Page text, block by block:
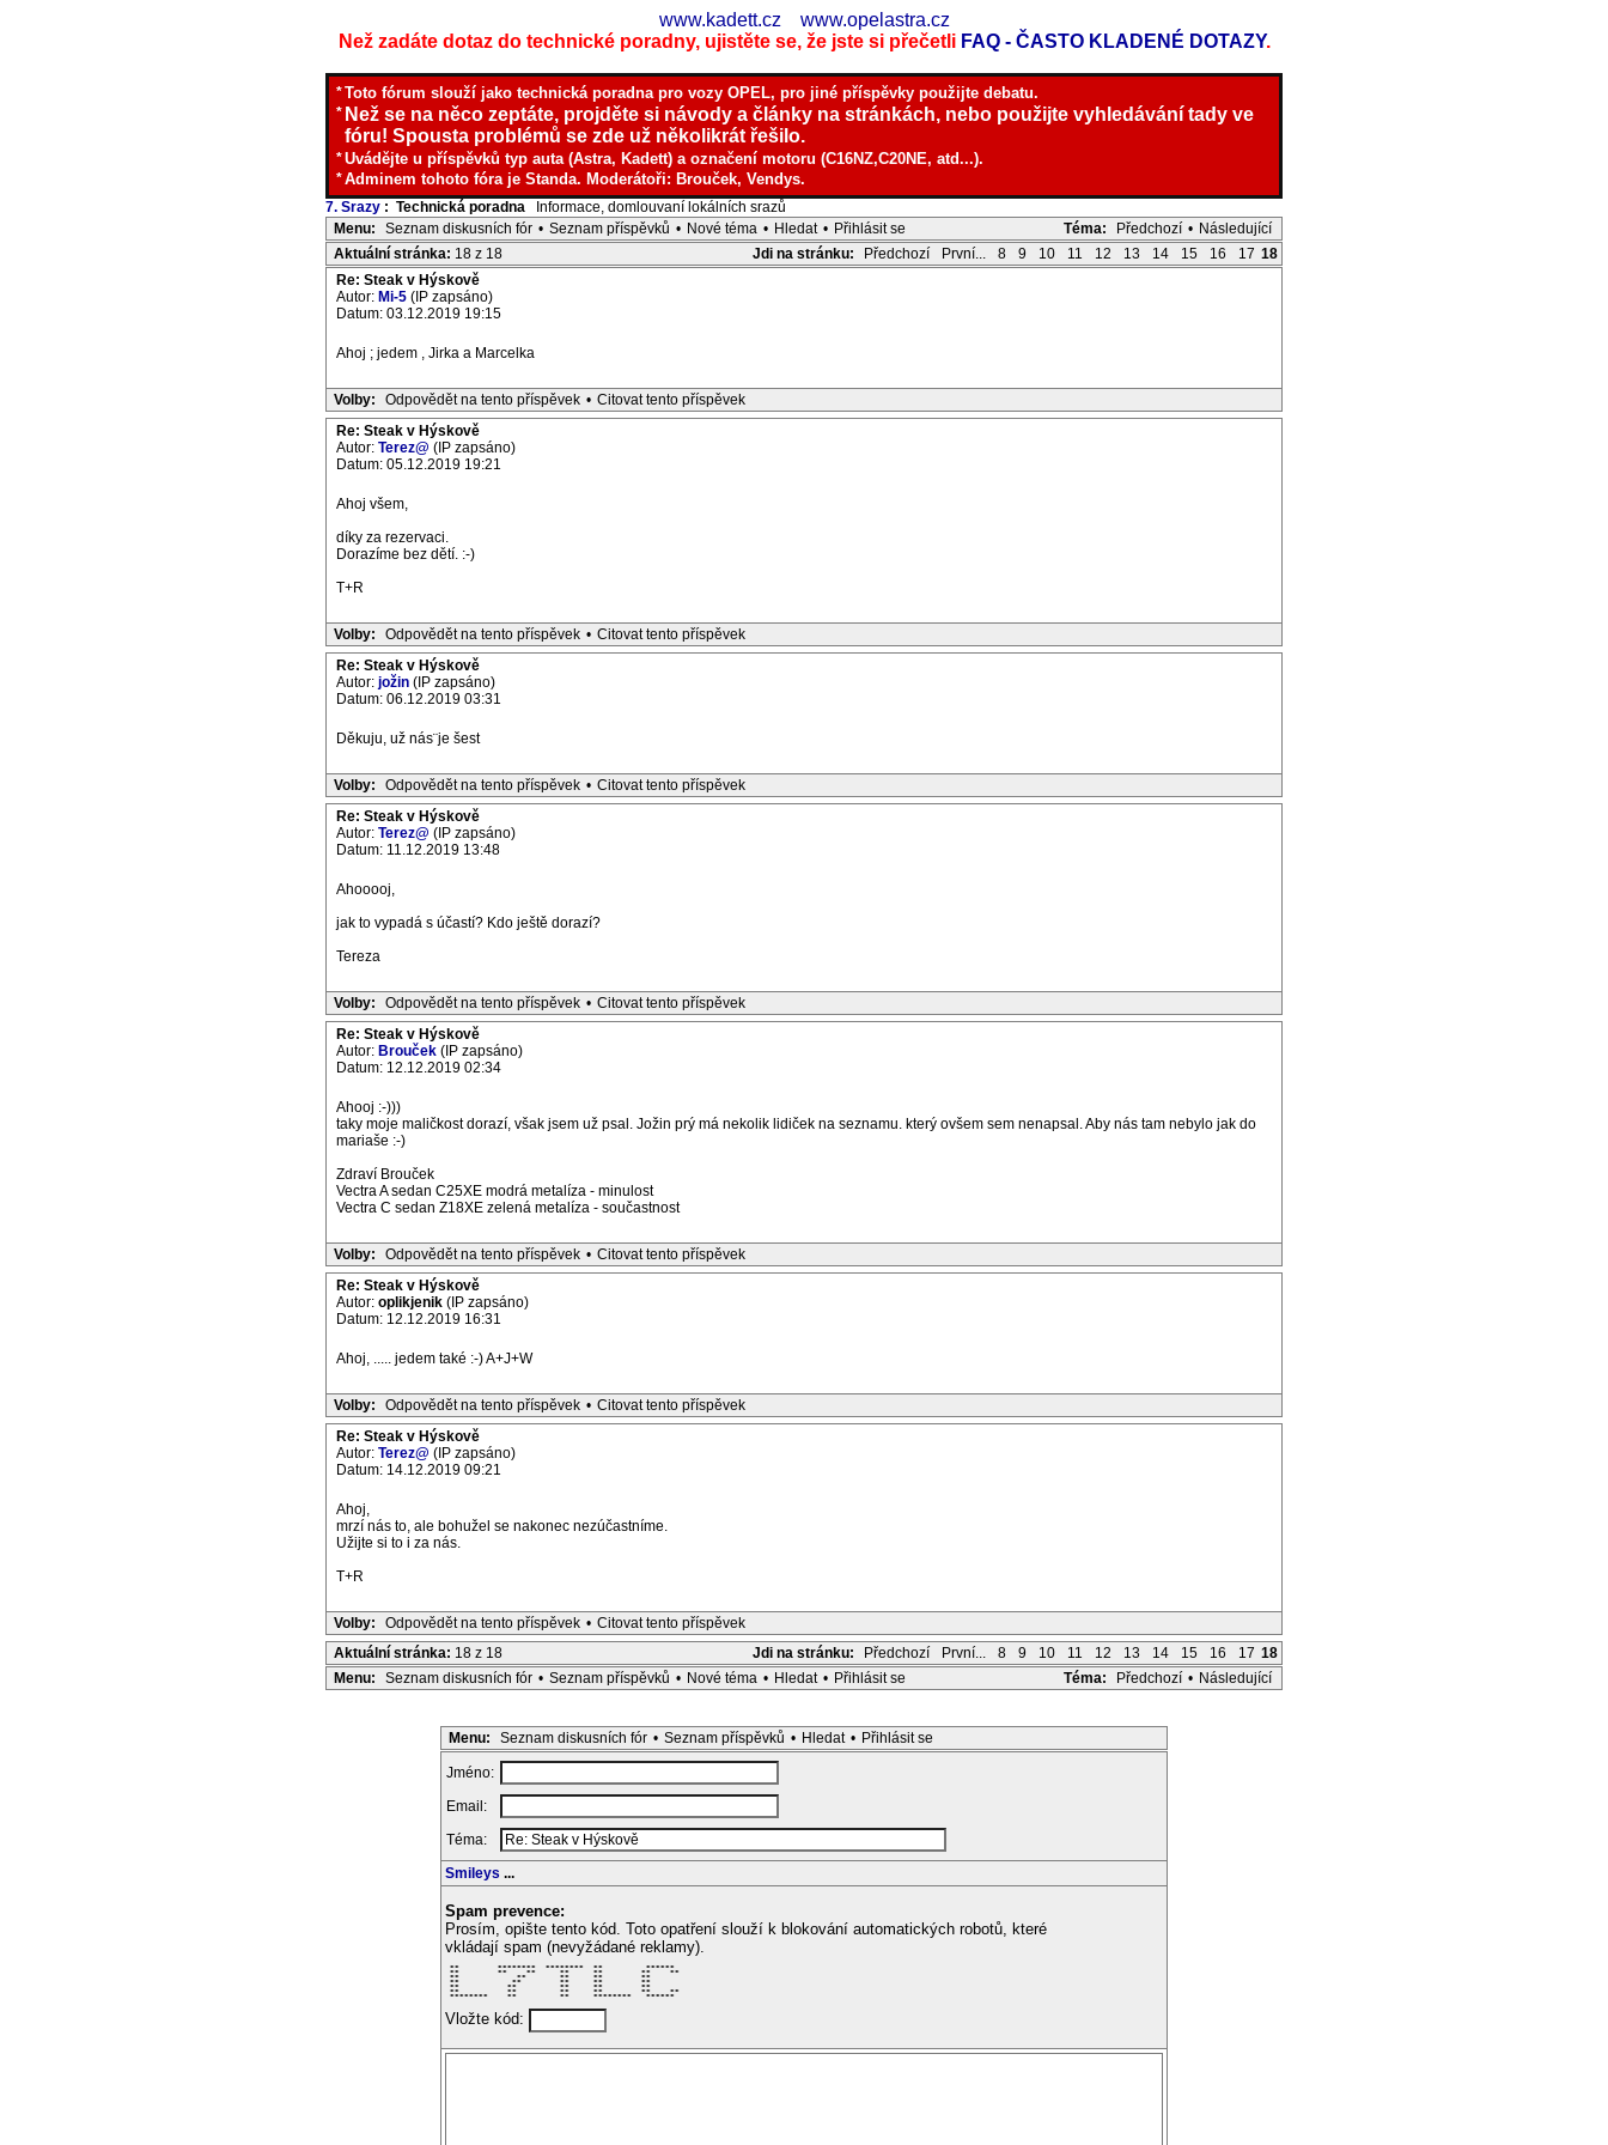
www.kadett.cz
www.opelastra.cz
Než zadáte dotaz do technické poradny, ujistěte se, že jste si přečetli FAQ - ČASTO KLADENÉ DOTAZY.
*Toto fórum slouží jako technická poradna pro vozy OPEL, pro jiné příspěvky použijte debatu.
* Než se na něco zeptáte, projděte si návody a články na stránkách, nebo použijte vyhledávání tady ve
fóru! Spousta problémů se zde už několikrát řešilo.
*Uvádějte u příspěvků typ auta (Astra, Kadett) a označení motoru (C16NZ,C20NE, atd...).
*Adminem tohoto fóra je Standa. Moderátoři: Brouček, Vendys.
7. Srazy : Technická poradna Informace, domlouvaní lokálních srazů
Téma:
Předchozí • Následující
Menu: Seznam diskusních fór • Seznam příspěvků • Nové téma • Hledat • Přihlásit se
Jdi na stránku:
Předchozí První... 8 9 10 11 12 13 14 15 16 17 18
Aktuální stránka: 18 z 18
Re: Steak v Hýskově
Autor: Mi-5 (IP zapsáno)
Datum: 03.12.2019 19:15
Ahoj ; jedem , Jirka a Marcelka
Volby: Odpovědět na tento příspěvek • Citovat tento příspěvek
Re: Steak v Hýskově
Autor: Terez@ (IP zapsáno)
Datum: 05.12.2019 19:21
Ahoj všem,
díky za rezervaci.
Dorazíme bez dětí. :-)
T+R
Volby: Odpovědět na tento příspěvek • Citovat tento příspěvek
Re: Steak v Hýskově
Autor: jožin (IP zapsáno)
Datum: 06.12.2019 03:31
Děkuju, už nás¨je šest
Volby: Odpovědět na tento příspěvek • Citovat tento příspěvek
Re: Steak v Hýskově
Autor: Terez@ (IP zapsáno)
Datum: 11.12.2019 13:48
Ahooooj,
jak to vypadá s účastí? Kdo ještě dorazí?
Tereza
Volby: Odpovědět na tento příspěvek • Citovat tento příspěvek
Re: Steak v Hýskově
Autor: Brouček (IP zapsáno)
Datum: 12.12.2019 02:34
Ahooj :-)))
taky moje maličkost dorazí, však jsem už psal. Jožin prý má nekolik lidiček na seznamu. který ovšem sem nenapsal. Aby nás tam nebylo jak do
mariaše :-)
Zdraví Brouček
Vectra A sedan C25XE modrá metalíza - minulost
Vectra C sedan Z18XE zelená metalíza - součastnost
Volby: Odpovědět na tento příspěvek • Citovat tento příspěvek
Re: Steak v Hýskově
Autor: oplikjenik (IP zapsáno)
Datum: 12.12.2019 16:31
Ahoj, ..... jedem také :-) A+J+W
Volby: Odpovědět na tento příspěvek • Citovat tento příspěvek
Re: Steak v Hýskově
Autor: Terez@ (IP zapsáno)
Datum: 14.12.2019 09:21
Ahoj,
mrzí nás to, ale bohužel se nakonec nezúčastníme.
Užijte si to i za nás.
T+R
Volby: Odpovědět na tento příspěvek • Citovat tento příspěvek
Jdi na stránku:
Předchozí První... 8 9 10 11 12 13 14 15 16 17 18
Aktuální stránka: 18 z 18
Téma:
Předchozí • Následující
Menu: Seznam diskusních fór • Seznam příspěvků • Nové téma • Hledat • Přihlásit se
Menu: Seznam diskusních fór • Seznam příspěvků • Hledat • Přihlásit se
Jméno:
Email:
Téma:
Smileys ...
Spam prevence:
Prosím, opište tento kód. Toto opatření slouží k blokování automatických robotů, které
vkládají spam (nevyžádané reklamy).
**        ********  ********  **         ******
**        **    **     **     **        **    **
**            **       **     **        **
**           **        **     **        **
**          **         **     **        **
**          **         **     **        **    **
********    **         **     ********   ******
Vložte kód: